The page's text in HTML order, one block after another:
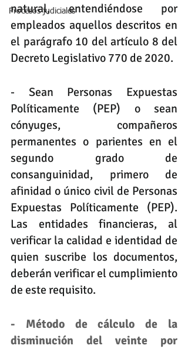
Procesos judiciales
natural, entendiéndose por
empleados aquellos descritos en
el parágrafo 10 del artículo 8 del
Decreto Legislativo 770 de 2020.
- Sean Personas Expuestas
Políticamente (PEP) o sean
cónyuges, compañeros
permanentes o parientes en el
segundo grado de
consanguinidad, primero de
afinidad o único civil de Personas
Expuestas Políticamente (PEP).
Las entidades financieras, al
verificar la calidad e identidad de
quien suscribe los documentos,
deberán verificar el cumplimiento
de este requisito.
- Método de cálculo de la
disminución del veinte por